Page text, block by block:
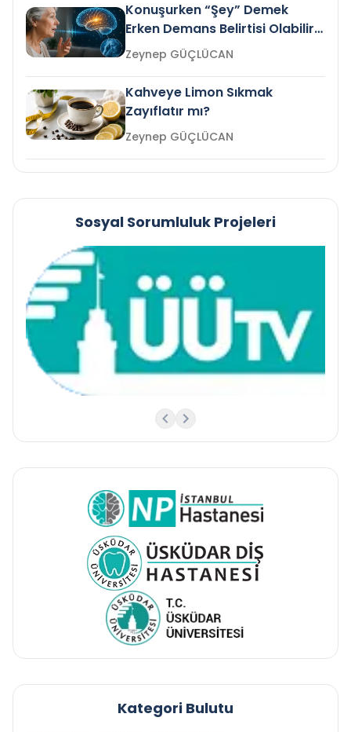
Konuşurken “Şey” Demek
Erken Demans Belirtisi Olabilir
mi?
Zeynep GÜÇLÜCAN
Kahveye Limon Sıkmak
Zayıflatır mı?
Zeynep GÜÇLÜCAN
Sosyal Sorumluluk Projeleri
Kategori Bulutu